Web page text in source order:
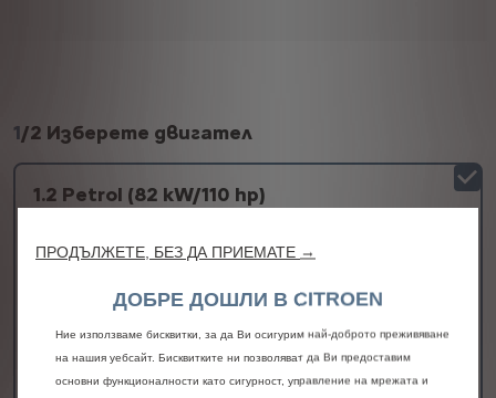
1/2 Изберете двигател
1.2 Petrol (82 kW/110 hp)
Мощност110 kW
Смесен разход6.7 л/100*
Вижте повече
ПРОДЪЛЖЕТЕ, БЕЗ ДА ПРИЕМАТЕ →
ДОБРЕ ДОШЛИ В CITROEN
Ние използваме бисквитки, за да Ви осигурим най-доброто преживяване
на нашия уебсайт. Бисквитките ни позволяват да Ви предоставим
основни функционалности като сигурност, управление на мрежата и